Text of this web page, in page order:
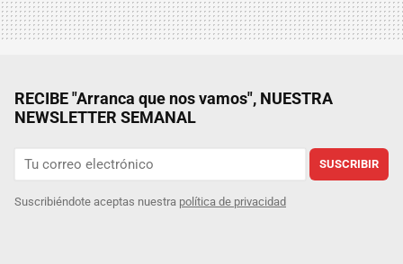
RECIBE "Arranca que nos vamos", NUESTRA
NEWSLETTER SEMANAL
SUSCRIBIR
Suscribiéndote aceptas nuestra política de privacidad